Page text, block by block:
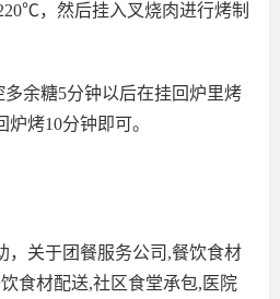
，然后挂入叉烧肉进行烤制
余糖5分钟以后在挂回炉里烤
烤10分钟即可。
，关于团餐服务公司,餐饮食材
食材配送,社区食堂承包,医院